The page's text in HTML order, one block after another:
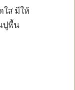
ใส มีให้
ปูพื้น